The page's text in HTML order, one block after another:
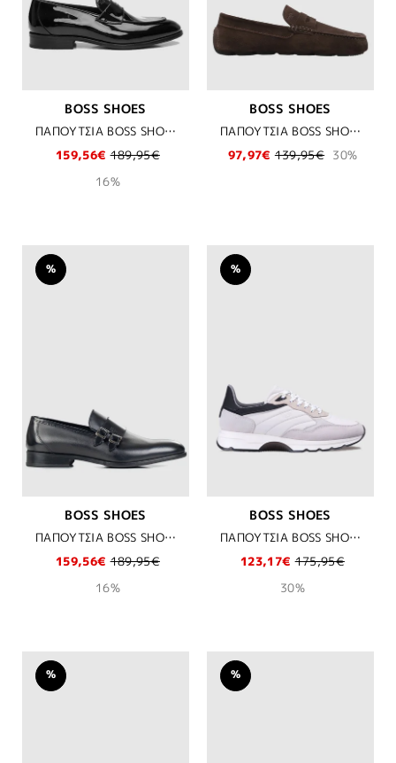
BOSS SHOES
ΠΑΠΟΥΤΣΙΑ BOSS SHOES - BLACK LOUSTRINI
159,56€ 189,95€
16%
BOSS SHOES
ΠΑΠΟΥΤΣΙΑ BOSS SHOES - BROWN SUEDE
97,97€ 139,95€ 30%
BOSS SHOES
ΠΑΠΟΥΤΣΙΑ BOSS SHOES - BLACK POINT
159,56€ 189,95€
16%
%
BOSS SHOES
ΠΑΠΟΥΤΣΙΑ BOSS SHOES - WHI/BLK PIUMA
123,17€ 175,95€
30%
%
% %